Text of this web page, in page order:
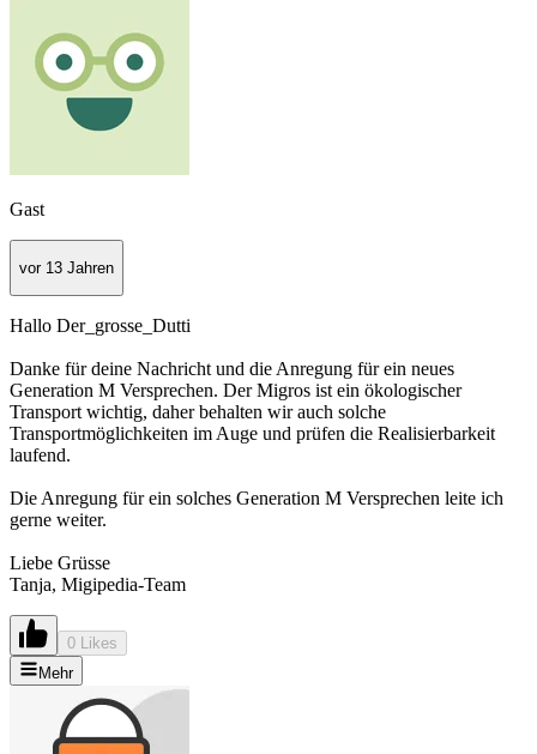
Gast
vor 13 Jahren
Hallo Der_grosse_Dutti
Danke für deine Nachricht und die Anregung für ein neues
Generation M Versprechen. Der Migros ist ein ökologischer
Transport wichtig, daher behalten wir auch solche
Transportmöglichkeiten im Auge und prüfen die Realisierbarkeit
laufend.
Die Anregung für ein solches Generation M Versprechen leite ich
gerne weiter.
Liebe Grüsse
Tanja, Migipedia-Team
0 Likes
Mehr